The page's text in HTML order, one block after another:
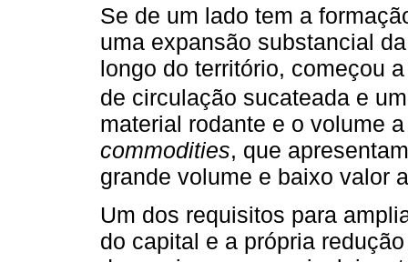
Se de um lado tem a
uma expansão substancial
longo do território, começou
de circulação sucateada e
material rodante e o volume
commodities, que
grande volume e baixo valor
Um dos requisitos para
do capital e a própria